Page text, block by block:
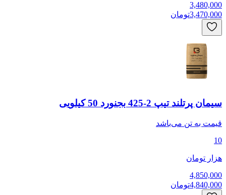
3,480,000
3,470,000تومان
سیمان پرتلند تیپ 2-425 بجنورد 50 کیلویی
قیمت بهتنمی‌باشد
10
هزار تومان
4,850,000
4,840,000تومان